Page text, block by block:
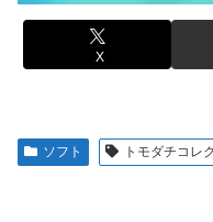
【ROBOT魂】 88,000
気すぎる…
【画像】田中みな実さ
伊勢鈴蘭さん、コカ・
無期懲役、去年の仮
【画像】令和最新版の
X
ソフト トモダチコレ